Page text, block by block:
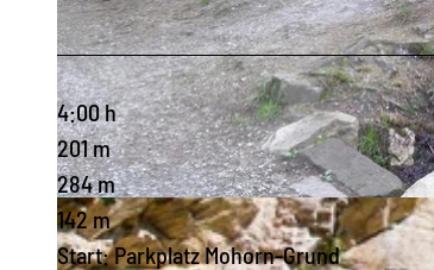
© Alexander Jäkel, Andre Kaiser | CC-BY-ND
4:00 h
201 m
284 m
142 m
Start: Parkplatz Mohorn-Grund